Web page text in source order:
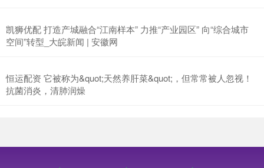
凯狮优配 打造产城融合“江南样本” 力推“产业园区” 向“综合城市
空间”转型_大皖新闻 | 安徽网
恒运配资 它被称为&quot;天然养肝菜&quot;，但常常被人忽视！
抗菌消炎，清肺润燥